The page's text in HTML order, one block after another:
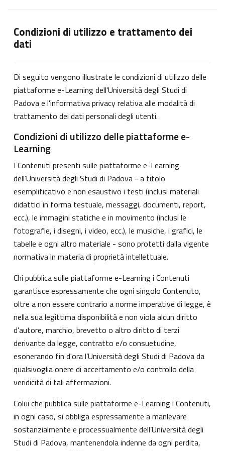
Condizioni di utilizzo e trattamento dei
dati
Di seguito vengono illustrate le condizioni di utilizzo delle
piattaforme e-Learning dell'Università degli Studi di
Padova e l'informativa privacy relativa alle modalità di
trattamento dei dati personali degli utenti.
Condizioni di utilizzo delle piattaforme e-
Learning
I Contenuti presenti sulle piattaforme e-Learning
dell’Università degli Studi di Padova - a titolo
esemplificativo e non esaustivo i testi (inclusi materiali
didattici in forma testuale, messaggi, documenti, report,
ecc.), le immagini statiche e in movimento (inclusi le
fotografie, i disegni, i video, ecc.), le musiche, i grafici, le
tabelle e ogni altro materiale - sono protetti dalla vigente
normativa in materia di proprietà intellettuale.
Chi pubblica sulle piattaforme e-Learning i Contenuti
garantisce espressamente che ogni singolo Contenuto,
oltre a non essere contrario a norme imperative di legge, è
nella sua legittima disponibilità e non viola alcun diritto
d'autore, marchio, brevetto o altro diritto di terzi
derivante da legge, contratto e/o consuetudine,
esonerando fin d'ora l’Università degli Studi di Padova da
qualsivoglia onere di accertamento e/o controllo della
veridicità di tali affermazioni.
Colui che pubblica sulle piattaforme e-Learning i Contenuti,
in ogni caso, si obbliga espressamente a manlevare
sostanzialmente e processualmente dell’Università degli
Studi di Padova, mantenendola indenne da ogni perdita,